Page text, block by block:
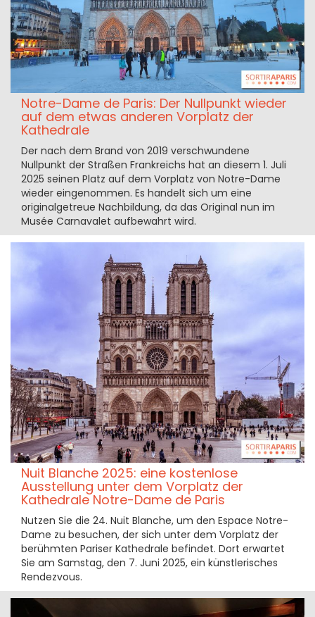
Notre-Dame de Paris: Der Nullpunkt wieder
auf dem etwas anderen Vorplatz der
Kathedrale
Der nach dem Brand von 2019 verschwundene
Nullpunkt der Straßen Frankreichs hat an diesem 1. Juli
2025 seinen Platz auf dem Vorplatz von Notre-Dame
wieder eingenommen. Es handelt sich um eine
originalgetreue Nachbildung, da das Original nun im
Musée Carnavalet aufbewahrt wird.
Nuit Blanche 2025: eine kostenlose
Ausstellung unter dem Vorplatz der
Kathedrale Notre-Dame de Paris
Nutzen Sie die 24. Nuit Blanche, um den Espace Notre-
Dame zu besuchen, der sich unter dem Vorplatz der
berühmten Pariser Kathedrale befindet. Dort erwartet
Sie am Samstag, den 7. Juni 2025, ein künstlerisches
Rendezvous.